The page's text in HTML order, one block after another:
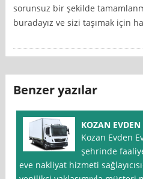
sorunsuz bir şekilde
buradayız ve sizi taşımak için
Benzer yazılar
KOZAN
Kozan Evden
şehrinde
eve nakliyat hizmeti